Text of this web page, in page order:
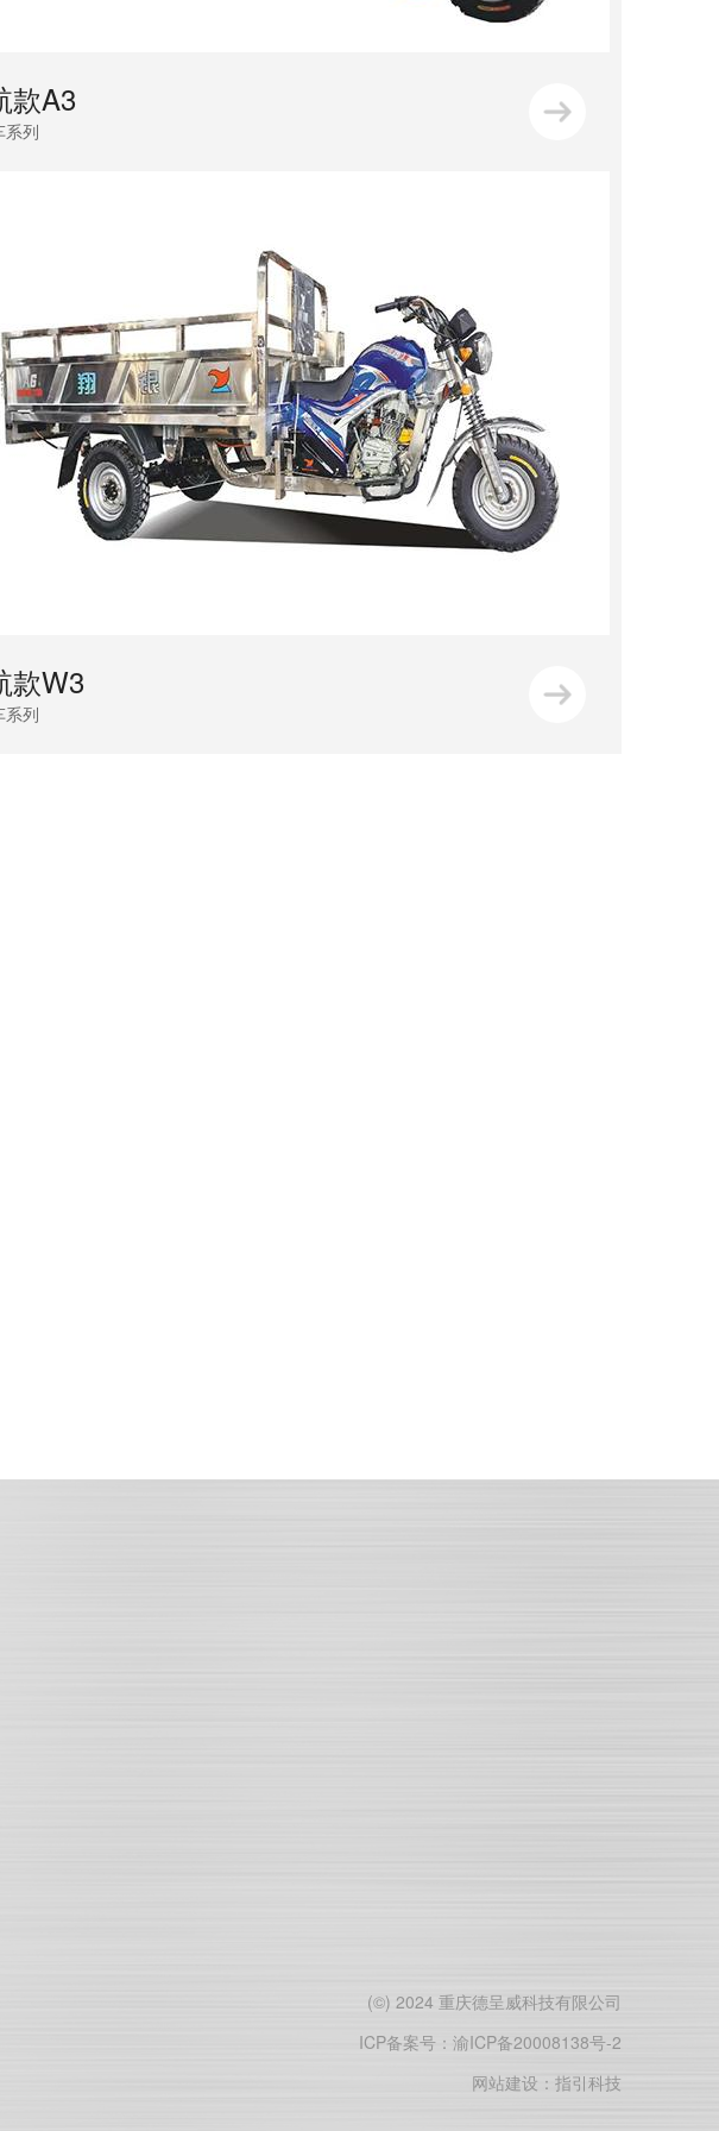
款A3
系列
款W3
系列
(©) 2024 重庆德呈威科技有限公司
ICP备案号：渝ICP备20008138号-2
网站建设：指引科技